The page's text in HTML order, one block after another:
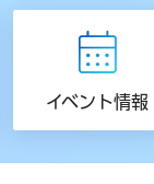
イベント情報